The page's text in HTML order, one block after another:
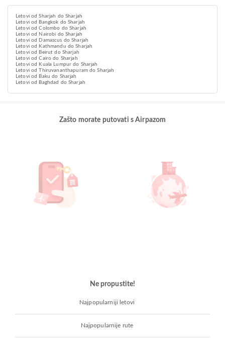
Letovi od Sharjah do Sharjah
Letovi od Bangkok do Sharjah
Letovi od Colombo do Sharjah
Letovi od Nairobi do Sharjah
Letovi od Damascus do Sharjah
Letovi od Kathmandu do Sharjah
Letovi od Beirut do Sharjah
Letovi od Cairo do Sharjah
Letovi od Kuala Lumpur do Sharjah
Letovi od Thiruvananthapuram do Sharjah
Letovi od Baku do Sharjah
Letovi od Baghdad do Sharjah
Zašto morate putovati s Airpazom
Ne propustite!
Najpopularniji letovi
Najpopularnije rute